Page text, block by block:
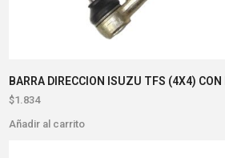
BARRA DIRECCION ISUZU TFS (4X4)
$1.834
Añadir al carrito